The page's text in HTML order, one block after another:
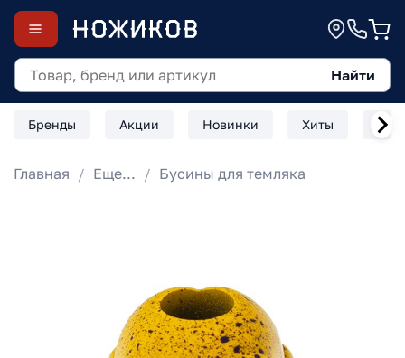
Найти
Бренды Акции Новинки Хиты
Главная Еще... Бусины для темляка